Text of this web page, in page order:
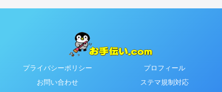
プライバシーポリシー
プロフィール
お問い合わせ
ステマ規制対応